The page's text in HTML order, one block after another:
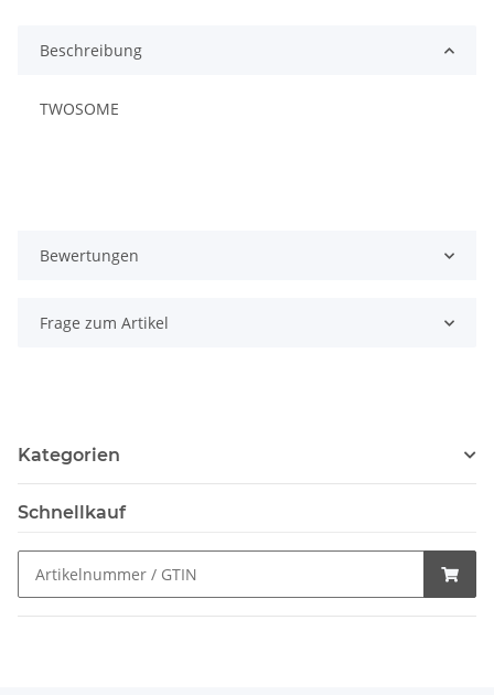
Beschreibung
TWOSOME
Bewertungen
Frage zum Artikel
Kategorien
Schnellkauf